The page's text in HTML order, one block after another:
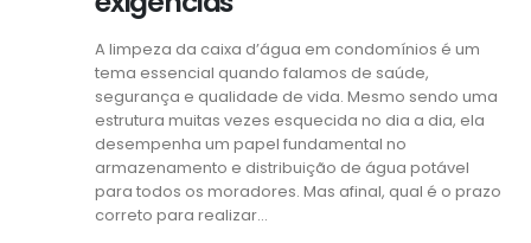
A limpeza da caixa d’água em condomínios é um
tema essencial quando falamos de saúde,
segurança e qualidade de vida. Mesmo sendo uma
estrutura muitas vezes esquecida no dia a dia, ela
desempenha um papel fundamental no
armazenamento e distribuição de água potável
para todos os moradores. Mas afinal, qual é o prazo
correto para realizar...